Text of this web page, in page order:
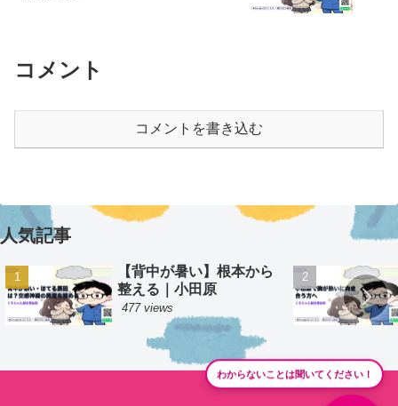
コメント
コメントを書き込む
人気記事
【背中が暑い】根本から
整える｜小田原
477 views
わからないことは聞いてください！